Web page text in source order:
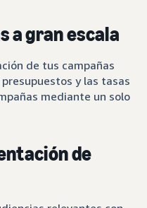
a gran escala
de tus campañas
y las tasas
mediante un solo
de